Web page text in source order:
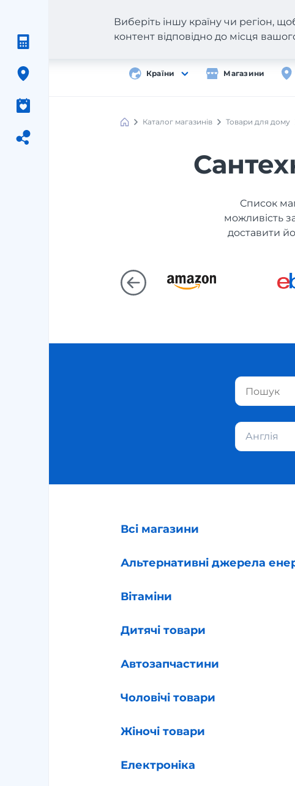
Країни Магазини
Виберіть іншу країну чи регіон,
контент відповідно до місця
Каталог магазинів Товари для дому
Список
можливість
доставити
Англія
Всі магазини
Альтернативні джерела
Вітаміни
Дитячі товари
Автозапчастини
Чоловічі товари
Жіночі товари
Електроніка